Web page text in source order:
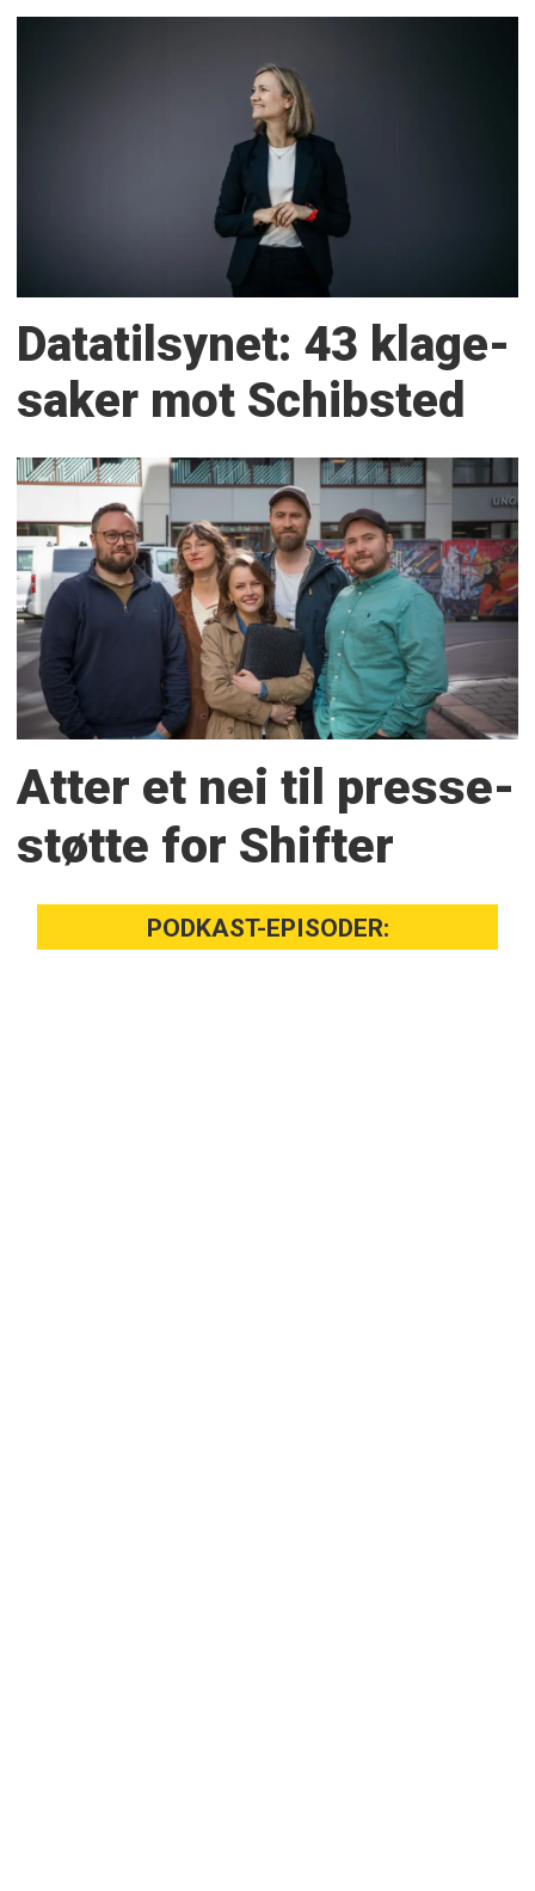
Datatilsynet: 43 klage­
saker mot Schibsted
Atter et nei til presse­
støtte for Shifter
PODKAST-EPISODER: